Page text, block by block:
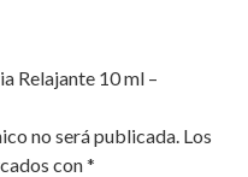
Relajante 10 ml –
no será publicada. Los
con*